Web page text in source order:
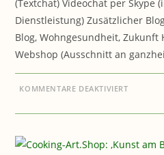
(Textchat) Videochat per Skype
Dienstleistung) Zusätzlicher
Blog, Wohngesundheit, Zukunft
Webshop (Ausschnitt an
KOMMENTARE DEAKTIVIERTFÜR
&